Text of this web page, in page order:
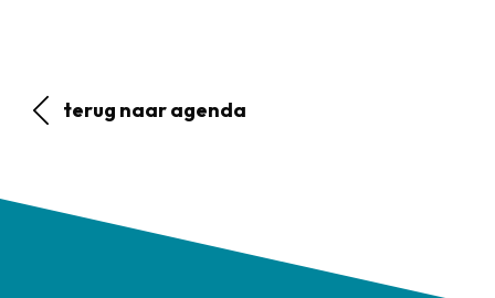
terug naar agenda